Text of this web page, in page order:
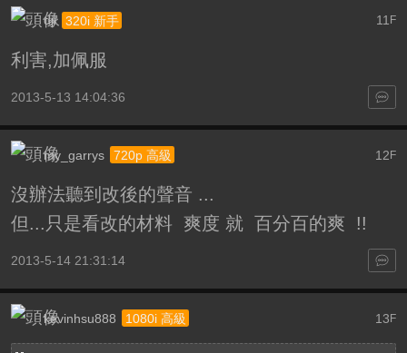
11 F
djl 320i 新手
利害,加佩服
2013-5-13 14:04:36
12F
my_garrys 720p 高級
沒辦法聽到改後的聲音 ...
但...只是看改的材料 爽度 就 百分百的爽 !!
2013-5-14 21:31:14
13F
kevinhsu888 1080i 高級